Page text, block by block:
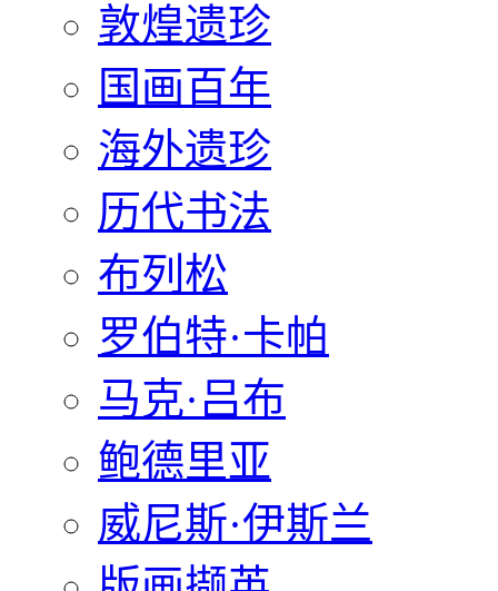
敦煌遗珍
国画百年
海外遗珍
历代书法
布列松
罗伯特·卡帕
马克·吕布
鲍德里亚
威尼斯·伊斯兰